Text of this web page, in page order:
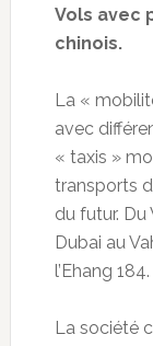
Vols avec
chinois.
La «
avec
« taxis »
transports
du futur.
Dubai au
l’Ehang 184.
La société